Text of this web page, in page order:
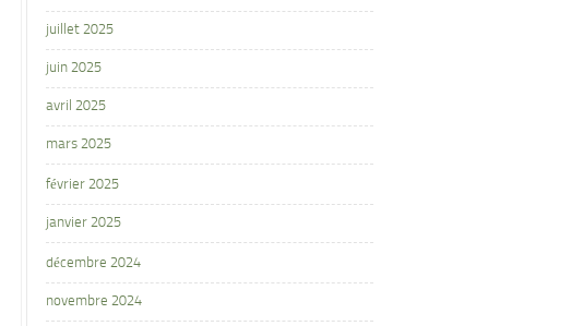
juillet 2025
juin 2025
avril 2025
mars 2025
février 2025
janvier 2025
décembre 2024
novembre 2024